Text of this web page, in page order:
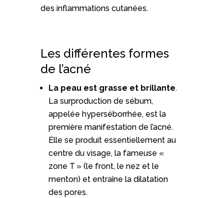
des inflammations cutanées.
Les différentes formes
de l’acné
La peau est grasse et brillante.
La surproduction de sébum,
appelée hyperséborrhée, est la
première manifestation de l’acné.
Elle se produit essentiellement au
centre du visage, la fameuse «
zone T » (le front, le nez et le
menton) et entraîne la dilatation
des pores.